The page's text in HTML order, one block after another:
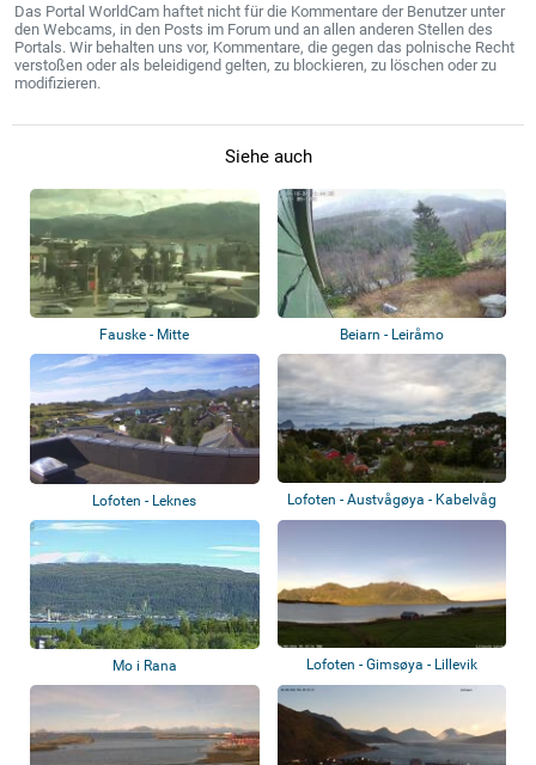
Das Portal WorldCam haftet nicht für die Kommentare der Benutzer unter
den Webcams, in den Posts im Forum und an allen anderen Stellen des
Portals. Wir behalten uns vor, Kommentare, die gegen das polnische Recht
verstoßen oder als beleidigend gelten, zu blockieren, zu löschen oder zu
modifizieren.
Siehe auch
Fauske - Mitte Beiarn - Leiråmo
Lofoten - Leknes Lofoten - Austvågøya - Kabelvåg
Mo i Rana Lofoten - Gimsøya - Lillevik